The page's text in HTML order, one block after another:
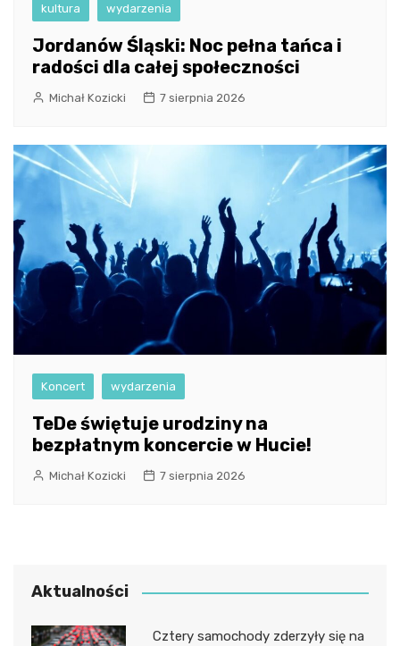
kultura wydarzenia
Jordanów Śląski: Noc pełna tańca i
radości dla całej społeczności
Michał Kozicki 7 sierpnia 2026
Koncert wydarzenia
TeDe świętuje urodziny na
bezpłatnym koncercie w Hucie!
Michał Kozicki 7 sierpnia 2026
Aktualności
Cztery samochody zderzyły się na